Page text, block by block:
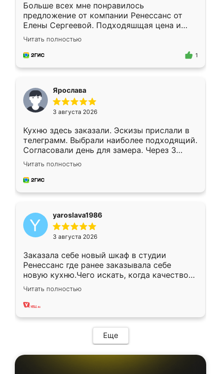
Больше всех мне понравилось
предложение от компании Ренессанс от
Елены Сергеевой. Подходяшщая цена и
короткие сроки изготовления. Приехавший
для замера сотрудник Владислав
предложил по моему эскизу самый
Читать полностью
1
Ярослава
3 августа 2026
Кухню здесь заказали. Эскизы прислали в
телеграмм. Выбрали наиболее подходящий.
Согласовали день для замера. Через 3
недели кухня была уже готова. Остались
довольны работой. Спасибо Ренессанс
мебель за качественную работу!
Читать полностью
yaroslava1986
3 августа 2026
Заказала себе новый шкаф в студии
Ренессанс где ранее заказывала себе
новую кухню.Чего искать, когда качеством
вполне довольна. Служит кухня уже почти
два года, нареканий нет.
Читать полностью
Еще